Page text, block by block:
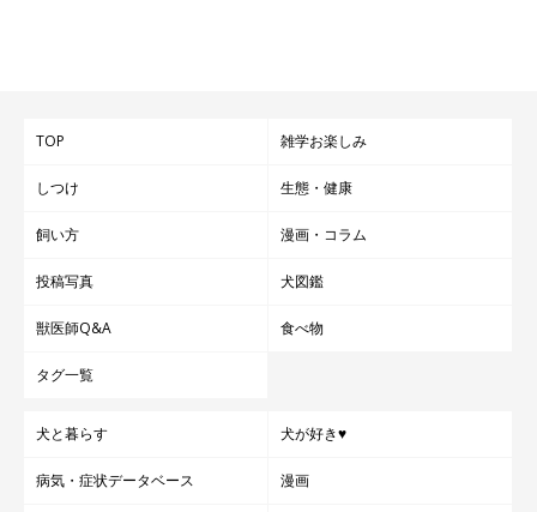
TOP 雑学お楽しみ
しつけ 生態・健康
飼い方 漫画・コラム
投稿写真 犬図鑑
獣医師Q&A 食べ物
タグ一覧
犬と暮らす 犬が好き♥
病気・症状データベース 漫画